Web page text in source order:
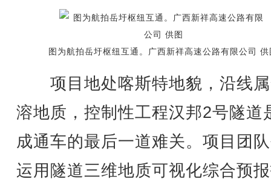
图为航拍岳圩枢纽互通。广西新祥高速公路有限公司 供
项目地处喀斯特地貌，沿线
溶地质，控制性工程汉邦2号隧道
成通车的最后一道难关。项目团
运用隧道三维地质可视化综合预